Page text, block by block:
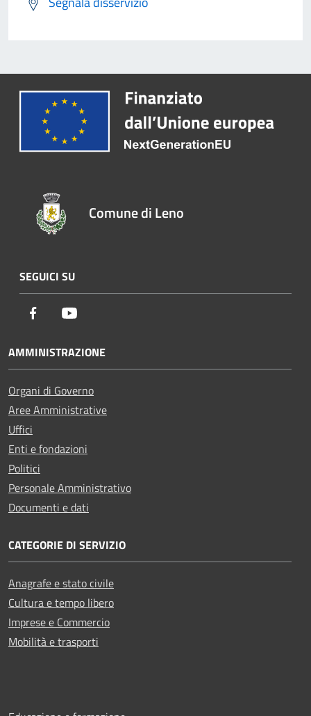
Comune di Leno
SEGUICI SU
Facebook
AMMINISTRAZIONE
Organi di Governo
Aree Amministrative
Uffici
Enti e fondazioni
Politici
Personale Amministrativo
Documenti e dati
CATEGORIE DI SERVIZIO
Anagrafe e stato civile
Cultura e tempo libero
Imprese e Commercio
Mobilità e trasporti